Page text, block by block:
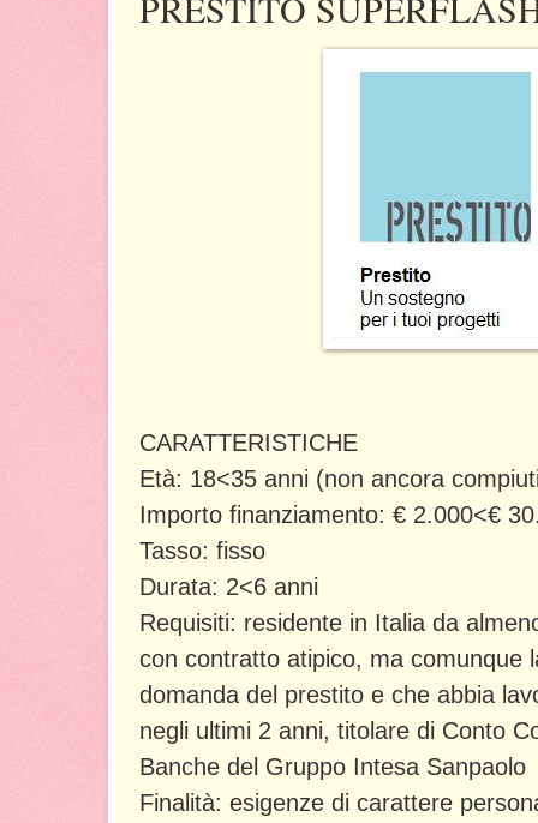
CARATTERISTICHE
Età: 18<35 anni (non ancora
Importo finanziamento: € 2.000<€
Tasso: fisso
Durata: 2<6 anni
Requisiti: residente in Italia da
con contratto atipico, ma comunque
domanda del prestito e che abbia
negli ultimi 2 anni, titolare di Conto
Banche del Gruppo Intesa Sanpaolo
Finalità: esigenze di carattere